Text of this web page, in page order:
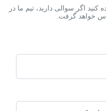
کنید اگر سوالی دارید، تیم ما در
خواهد گرفت.